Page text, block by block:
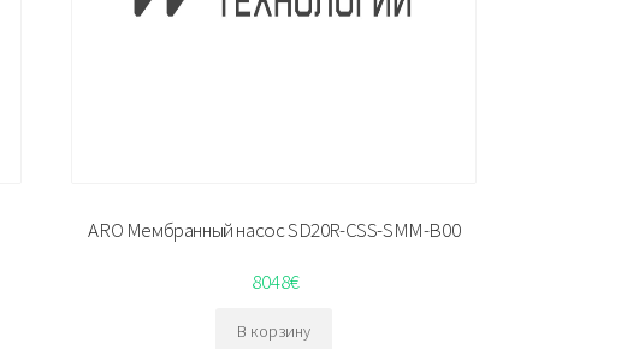
ARO Мембранный насос SD20R-CSS-SMM-B00
8048€
В корзину